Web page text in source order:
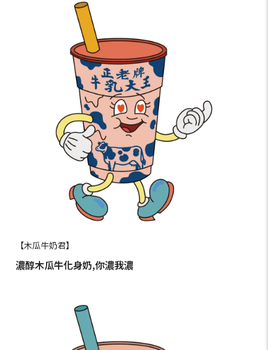
【木瓜牛奶君】
濃醇木瓜牛化身奶,你濃我濃